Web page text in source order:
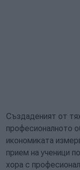
Създаденият от
професионалното
икономиката
прием на ученици
хора с